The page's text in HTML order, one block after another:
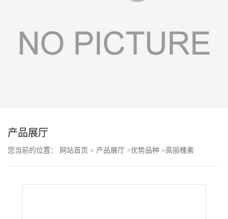
动
产品展厅
您当前的位置： 网站首页 > 产品展厅 >优势品种 >高丽槐素